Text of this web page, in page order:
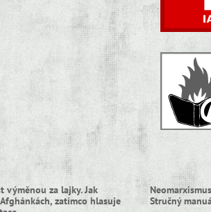
výměnou za lajky. Jak
zatímco hlasuje
Stručný